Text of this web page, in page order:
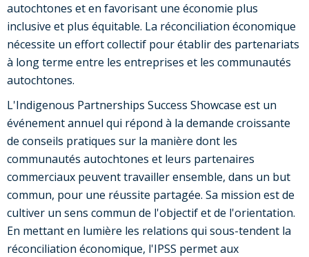
autochtones et en favorisant une économie plus
inclusive et plus équitable. La réconciliation économique
nécessite un effort collectif pour établir des partenariats
à long terme entre les entreprises et les communautés
autochtones.
L'Indigenous Partnerships Success Showcase est un
événement annuel qui répond à la demande croissante
de conseils pratiques sur la manière dont les
communautés autochtones et leurs partenaires
commerciaux peuvent travailler ensemble, dans un but
commun, pour une réussite partagée. Sa mission est de
cultiver un sens commun de l'objectif et de l'orientation.
En mettant en lumière les relations qui sous-tendent la
réconciliation économique, l'IPSS permet aux